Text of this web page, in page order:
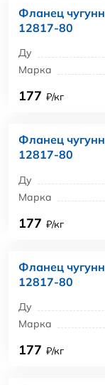
Фланец
12817-80
Ду
Марка
177 ₽/кг
Фланец
12817-80
Ду
Марка
177 ₽/кг
Фланец
12817-80
Ду
Марка
177 ₽/кг